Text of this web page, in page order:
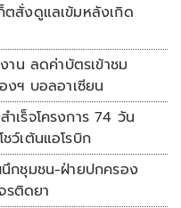
ตสั่งดูแลเข้มหลังเกิด
าน ลดค่าบัตรเข้าชม
ฯ บอลอาเซียน
ำเร็จโครงการ 74 วัน
ว์เต้นแอโรบิก
นึกชุมชน-ฝ่ายปกครอง
รติดยา